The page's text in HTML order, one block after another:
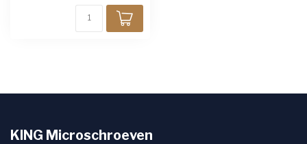
KING Microschroeven